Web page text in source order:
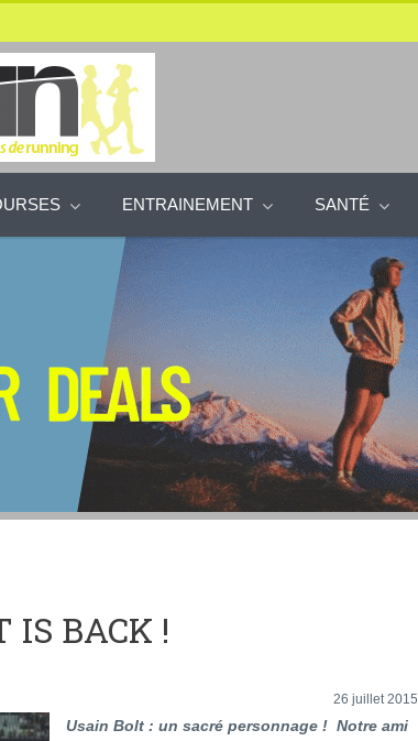
ENTRAINEMENT SANTÉ
IS BACK !
26 juillet 2015
Usain Bolt : un sacré personnage ! Notre ami